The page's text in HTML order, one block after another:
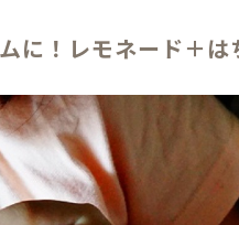
に！レモネード＋は